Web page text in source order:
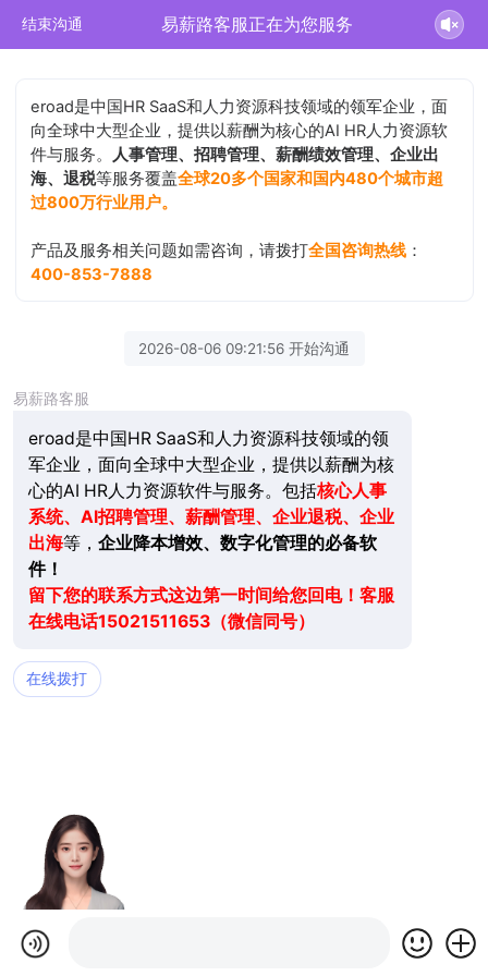
结束沟通 易薪路客服正在为您服务
eroad是中国HR SaaS和人力资源科技领域的领军企业，面
向全球中大型企业，提供以薪酬为核心的AI HR人力资源软
件与服务。
人事管理、招聘管理、薪酬绩效管理、企业出
海、退税等服务覆盖全球20多个国家和国内480个城市超
过800万行业用户。
产品及服务相关问题如需咨询，请拨打全国咨询热线 ：
400-853-7888
2026-08-06 09:21:56 开始沟通
易薪路客服
eroad是中国HR SaaS和人力资源科技领域的领
军企业，面向全球中大型企业，提供以薪酬为核
心的AI HR人力资源软件与服务。包括核心人事
系统、AI招聘管理、薪酬管理、企业退税、企业
出海等， 企业降本增效、数字化管理的必备软
件！
留下您的联系方式这边第一时间给您回电！客服
在线电话15021511653（微信同号）
在线拨打